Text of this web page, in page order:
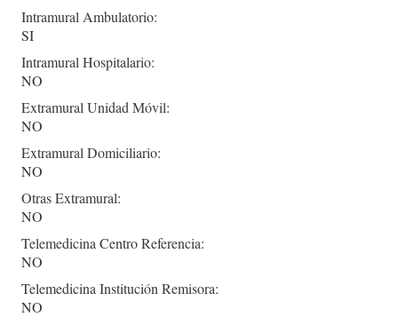
Intramural Ambulatorio:
SI
Intramural Hospitalario:
NO
Extramural Unidad Móvil:
NO
Extramural Domiciliario:
NO
Otras Extramural:
NO
Telemedicina Centro Referencia:
NO
Telemedicina Institución Remisora:
NO